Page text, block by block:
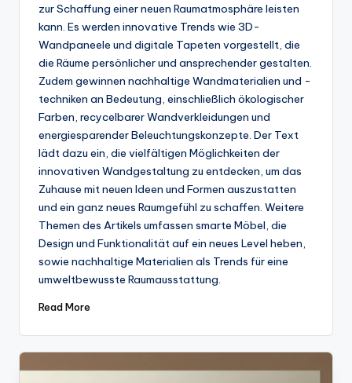
zur Schaffung einer neuen Raumatmosphäre leisten
kann. Es werden innovative Trends wie 3D-
Wandpaneele und digitale Tapeten vorgestellt, die
die Räume persönlicher und ansprechender gestalten.
Zudem gewinnen nachhaltige Wandmaterialien und -
techniken an Bedeutung, einschließlich ökologischer
Farben, recycelbarer Wandverkleidungen und
energiesparender Beleuchtungskonzepte. Der Text
lädt dazu ein, die vielfältigen Möglichkeiten der
innovativen Wandgestaltung zu entdecken, um das
Zuhause mit neuen Ideen und Formen auszustatten
und ein ganz neues Raumgefühl zu schaffen. Weitere
Themen des Artikels umfassen smarte Möbel, die
Design und Funktionalität auf ein neues Level heben,
sowie nachhaltige Materialien als Trends für eine
umweltbewusste Raumausstattung.
Read More